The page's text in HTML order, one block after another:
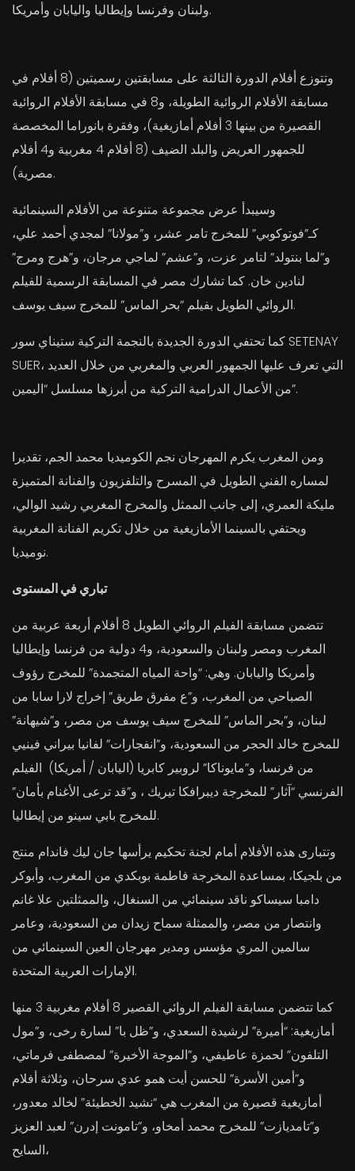
ولبنان وفرنسا وإيطاليا واليابان وأمريكا.
وتتوزع أفلام الدورة الثالثة على مسابقتين رسميتين (8 أفلام في
مسابقة الأفلام الروائية الطويلة، و8 في مسابقة الأفلام الروائية
القصيرة من بينها 3 أفلام أمازيغية)، وفقرة بانوراما المخصصة
للجمهور العريض والبلد الضيف (8 أفلام 4 مغربية و4 أفلام
مصرية).
وسيبدأ عرض مجموعة متنوعة من الأفلام السينمائية
كـ”فوتوكوبي” للمخرج تامر عشر، و”مولانا” لمجدي أحمد علي،
و”لما بنتولد” لتامر عزت، و”عشم” لماجي مرجان، و”هرج ومرج”
لنادين خان. كما تشارك مصر في المسابقة الرسمية للفيلم
الروائي الطويل بفيلم “بحر الماس” للمخرج سيف يوسف.
كما تحتفي الدورة الجديدة بالنجمة التركية ستيناي سور SETENAY
SUER، التي تعرف عليها الجمهور العربي والمغربي من خلال العديد
من الأعمال الدرامية التركية من أبرزها مسلسل “اليمين”.
ومن المغرب يكرم المهرجان نجم الكوميديا محمد الجم، تقديرا
لمساره الفني الطويل في المسرح والتلفزيون والفنانة المتميزة
مليكة العمري، إلى جانب الممثل والمخرج المغربي رشيد الوالي،
ويحتفي بالسينما الأمازيغية من خلال تكريم الفنانة المغربية
نوميديا.
تباري في المستوى
تتضمن مسابقة الفيلم الروائي الطويل 8 أفلام أربعة عربية من
المغرب ومصر ولبنان والسعودية، و4 دولية من فرنسا وإيطاليا
وأمريكا واليابان. وهي: “واحة المياه المتجمدة” للمخرج رؤوف
الصباحي من المغرب، و”ع مفرق طريق” إخراج لارا سابا من
لبنان، و”بحر الماس” للمخرج سيف يوسف من مصر، و”شيهانة”
للمخرج خالد الحجر من السعودية، و”انفجارات” لفانيا بيراني فينيي
من فرنسا، و”مايوناكا” لروبير كابريا (اليابان / أمريكا) الفيلم
الفرنسي “آثار” للمخرجة ديبرافكا تيريك ، و”قد ترعى الأغنام بأمان”
للمخرج بابي سينو من إيطاليا.
وتتبارى هذه الأفلام أمام لجنة تحكيم يرأسها جان ليك فاندام منتج
من بلجيكا، بمساعدة المخرجة فاطمة بوبكدي من المغرب، وأبوكر
دامبا سيساكو ناقد سينمائي من السنغال، والممثلتين علا غانم
وانتصار من مصر، والممثلة سماح زيدان من السعودية، وعامر
سالمين المري مؤسس ومدير مهرجان العين السينمائي من
الإمارات العربية المتحدة.
كما تتضمن مسابقة الفيلم الروائي القصير 8 أفلام مغربية 3 منها
أمازيغية: “أميرة” لرشيدة السعدي، و”ظل با” لسارة رخى، و”مول
التلفون” لحمزة عاطيفي، و”الموجة الأخيرة” لمصطفى فرماتي،
و”أمين الأسرة” للحسن أيت همو عدي سرحان، وثلاثة أفلام
أمازيغية قصيرة من المغرب هي “نشيد الخطيئة” لخالد معدور،
و”تامديازت” للمخرج محمد أمخاو، و”تامونت إدرن” لعبد العزيز
السايح،